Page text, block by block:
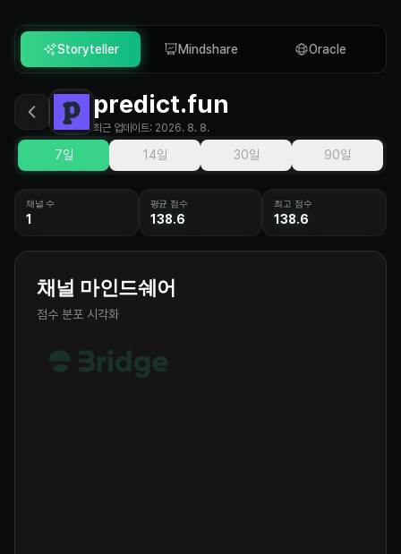
Storyteller Mindshare Oracle
predict.fun
최근 업데이트: 2026. 8. 8.
7일 14일 30일 90일
채널 수
1
평균 점수
138.6
최고 점수
138.6
채널 마인드쉐어
점수 분포 시각화